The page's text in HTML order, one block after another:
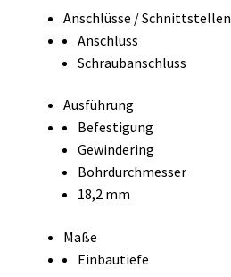
Anschlüsse / Schnittstellen
Anschluss
Schraubanschluss
Ausführung
Befestigung
Gewindering
Bohrdurchmesser
18,2 mm
Maße
Einbautiefe